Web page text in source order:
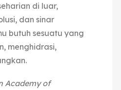
di luar,
dan sinar
butuh sesuatu yang
menghidrasi,
Academy of